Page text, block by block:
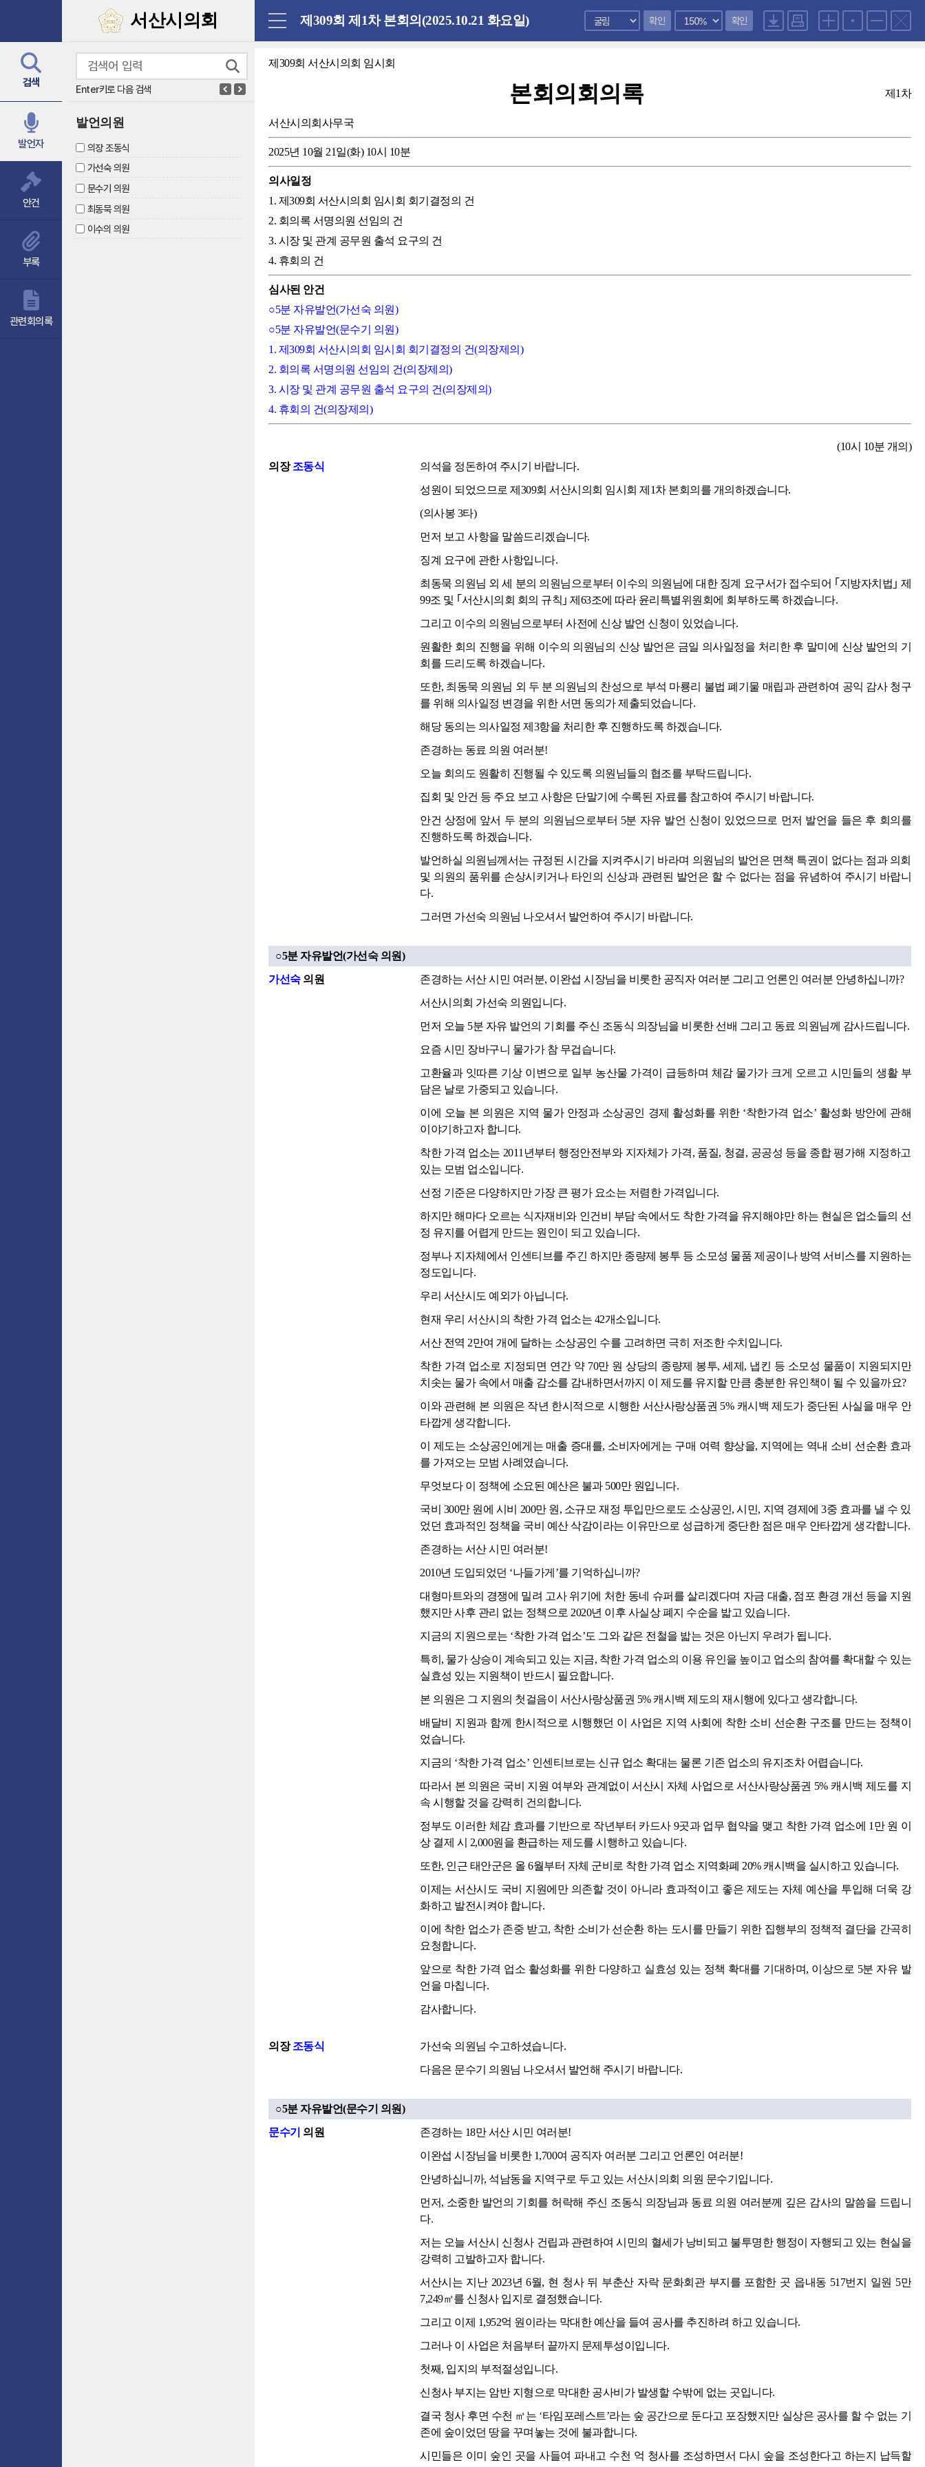
서산시의회
검색
Enter키로 다음 검색
발언자
발언의원
의장 조동식
가선숙 의원
문수기 의원
최동묵 의원
이수의 의원
안건
부록
관련회의록
제309회 제1차 본회의(2025.10.21 화요일) 확인 확인
제309회 서산시의회 임시회
본회의회의록 제1차
서산시의회사무국
2025년 10월 21일(화) 10시 10분
의사일정
1. 제309회 서산시의회 임시회 회기결정의 건
2. 회의록 서명의원 선임의 건
3. 시장 및 관계 공무원 출석 요구의 건
4. 휴회의 건
심사된 안건
○5분 자유발언(가선숙 의원)
○5분 자유발언(문수기 의원)
1. 제309회 서산시의회 임시회 회기결정의 건(의장제의)
2. 회의록 서명의원 선임의 건(의장제의)
3. 시장 및 관계 공무원 출석 요구의 건(의장제의)
4. 휴회의 건(의장제의)
(10시 10분 개의)
의장조동식
의석을 정돈하여 주시기 바랍니다.
성원이 되었으므로 제309회 서산시의회 임시회 제1차 본회의를 개의하겠습니다.
(의사봉 3타)
먼저 보고 사항을 말씀드리겠습니다.
징계 요구에 관한 사항입니다.
최동묵 의원님 외 세 분의 의원님으로부터 이수의 의원님에 대한 징계 요구서가 접수되어 ｢지방자치법｣ 제
99조 및 ｢서산시의회 회의 규칙｣ 제63조에 따라 윤리특별위원회에 회부하도록 하겠습니다.
그리고 이수의 의원님으로부터 사전에 신상 발언 신청이 있었습니다.
원활한 회의 진행을 위해 이수의 의원님의 신상 발언은 금일 의사일정을 처리한 후 말미에 신상 발언의 기
회를 드리도록 하겠습니다.
또한, 최동묵 의원님 외 두 분 의원님의 찬성으로 부석 마룡리 불법 폐기물 매립과 관련하여 공익 감사 청구
를 위해 의사일정 변경을 위한 서면 동의가 제출되었습니다.
해당 동의는 의사일정 제3항을 처리한 후 진행하도록 하겠습니다.
존경하는 동료 의원 여러분!
오늘 회의도 원활히 진행될 수 있도록 의원님들의 협조를 부탁드립니다.
집회 및 안건 등 주요 보고 사항은 단말기에 수록된 자료를 참고하여 주시기 바랍니다.
안건 상정에 앞서 두 분의 의원님으로부터 5분 자유 발언 신청이 있었으므로 먼저 발언을 들은 후 회의를
진행하도록 하겠습니다.
발언하실 의원님께서는 규정된 시간을 지켜주시기 바라며 의원님의 발언은 면책 특권이 없다는 점과 의회
및 의원의 품위를 손상시키거나 타인의 신상과 관련된 발언은 할 수 없다는 점을 유념하여 주시기 바랍니
다.
그러면 가선숙 의원님 나오셔서 발언하여 주시기 바랍니다.
○5분 자유발언(가선숙 의원)
가선숙의원
존경하는 서산 시민 여러분, 이완섭 시장님을 비롯한 공직자 여러분 그리고 언론인 여러분 안녕하십니까?
서산시의회 가선숙 의원입니다.
먼저 오늘 5분 자유 발언의 기회를 주신 조동식 의장님을 비롯한 선배 그리고 동료 의원님께 감사드립니다.
요즘 시민 장바구니 물가가 참 무겁습니다.
고환율과 잇따른 기상 이변으로 일부 농산물 가격이 급등하며 체감 물가가 크게 오르고 시민들의 생활 부
담은 날로 가중되고 있습니다.
이에 오늘 본 의원은 지역 물가 안정과 소상공인 경제 활성화를 위한 ‘착한가격 업소’ 활성화 방안에 관해
이야기하고자 합니다.
착한 가격 업소는 2011년부터 행정안전부와 지자체가 가격, 품질, 청결, 공공성 등을 종합 평가해 지정하고
있는 모범 업소입니다.
선정 기준은 다양하지만 가장 큰 평가 요소는 저렴한 가격입니다.
하지만 해마다 오르는 식자재비와 인건비 부담 속에서도 착한 가격을 유지해야만 하는 현실은 업소들의 선
정 유지를 어렵게 만드는 원인이 되고 있습니다.
정부나 지자체에서 인센티브를 주긴 하지만 종량제 봉투 등 소모성 물품 제공이나 방역 서비스를 지원하는
정도입니다.
우리 서산시도 예외가 아닙니다.
현재 우리 서산시의 착한 가격 업소는 42개소입니다.
서산 전역 2만여 개에 달하는 소상공인 수를 고려하면 극히 저조한 수치입니다.
착한 가격 업소로 지정되면 연간 약 70만 원 상당의 종량제 봉투, 세제, 냅킨 등 소모성 물품이 지원되지만
치솟는 물가 속에서 매출 감소를 감내하면서까지 이 제도를 유지할 만큼 충분한 유인책이 될 수 있을까요?
이와 관련해 본 의원은 작년 한시적으로 시행한 서산사랑상품권 5% 캐시백 제도가 중단된 사실을 매우 안
타깝게 생각합니다.
이 제도는 소상공인에게는 매출 증대를, 소비자에게는 구매 여력 향상을, 지역에는 역내 소비 선순환 효과
를 가져오는 모범 사례였습니다.
무엇보다 이 정책에 소요된 예산은 불과 500만 원입니다.
국비 300만 원에 시비 200만 원, 소규모 재정 투입만으로도 소상공인, 시민, 지역 경제에 3중 효과를 낼 수 있
었던 효과적인 정책을 국비 예산 삭감이라는 이유만으로 성급하게 중단한 점은 매우 안타깝게 생각합니다.
존경하는 서산 시민 여러분!
2010년 도입되었던 ‘나들가게’를 기억하십니까?
대형마트와의 경쟁에 밀려 고사 위기에 처한 동네 슈퍼를 살리겠다며 자금 대출, 점포 환경 개선 등을 지원
했지만 사후 관리 없는 정책으로 2020년 이후 사실상 폐지 수순을 밟고 있습니다.
지금의 지원으로는 ‘착한 가격 업소’도 그와 같은 전철을 밟는 것은 아닌지 우려가 됩니다.
특히, 물가 상승이 계속되고 있는 지금, 착한 가격 업소의 이용 유인을 높이고 업소의 참여를 확대할 수 있는
실효성 있는 지원책이 반드시 필요합니다.
본 의원은 그 지원의 첫걸음이 서산사랑상품권 5% 캐시백 제도의 재시행에 있다고 생각합니다.
배달비 지원과 함께 한시적으로 시행했던 이 사업은 지역 사회에 착한 소비 선순환 구조를 만드는 정책이
었습니다.
지금의 ‘착한 가격 업소’ 인센티브로는 신규 업소 확대는 물론 기존 업소의 유지조차 어렵습니다.
따라서 본 의원은 국비 지원 여부와 관계없이 서산시 자체 사업으로 서산사랑상품권 5% 캐시백 제도를 지
속 시행할 것을 강력히 건의합니다.
정부도 이러한 체감 효과를 기반으로 작년부터 카드사 9곳과 업무 협약을 맺고 착한 가격 업소에 1만 원 이
상 결제 시 2,000원을 환급하는 제도를 시행하고 있습니다.
또한, 인근 태안군은 올 6월부터 자체 군비로 착한 가격 업소 지역화폐 20% 캐시백을 실시하고 있습니다.
이제는 서산시도 국비 지원에만 의존할 것이 아니라 효과적이고 좋은 제도는 자체 예산을 투입해 더욱 강
화하고 발전시켜야 합니다.
이에 착한 업소가 존중 받고, 착한 소비가 선순환 하는 도시를 만들기 위한 집행부의 정책적 결단을 간곡히
요청합니다.
앞으로 착한 가격 업소 활성화를 위한 다양하고 실효성 있는 정책 확대를 기대하며, 이상으로 5분 자유 발
언을 마칩니다.
감사합니다.
의장조동식
가선숙 의원님 수고하셨습니다.
다음은 문수기 의원님 나오셔서 발언해 주시기 바랍니다.
○5분 자유발언(문수기 의원)
문수기 의원
존경하는 18만 서산 시민 여러분!
이완섭 시장님을 비롯한 1,700여 공직자 여러분 그리고 언론인 여러분!
안녕하십니까, 석남동을 지역구로 두고 있는 서산시의회 의원 문수기입니다.
먼저, 소중한 발언의 기회를 허락해 주신 조동식 의장님과 동료 의원 여러분께 깊은 감사의 말씀을 드립니
다.
저는 오늘 서산시 신청사 건립과 관련하여 시민의 혈세가 낭비되고 불투명한 행정이 자행되고 있는 현실을
강력히 고발하고자 합니다.
서산시는 지난 2023년 6월, 현 청사 뒤 부춘산 자락 문화회관 부지를 포함한 곳 읍내동 517번지 일원 5만
7,249㎡를 신청사 입지로 결정했습니다.
그리고 이제 1,952억 원이라는 막대한 예산을 들여 공사를 추진하려 하고 있습니다.
그러나 이 사업은 처음부터 끝까지 문제투성이입니다.
첫째, 입지의 부적절성입니다.
신청사 부지는 암반 지형으로 막대한 공사비가 발생할 수밖에 없는 곳입니다.
결국 청사 후면 수천 ㎡는 ‘타임포레스트’라는 숲 공간으로 둔다고 포장했지만 실상은 공사를 할 수 없는 기
존에 숲이었던 땅을 꾸며놓는 것에 불과합니다.
시민들은 이미 숲인 곳을 사들여 파내고 수천 억 청사를 조성하면서 다시 숲을 조성한다고 하는지 납득할